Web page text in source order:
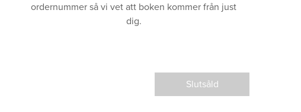
ordernummer så vi vet att boken kommer från just
dig.
Slutsåld